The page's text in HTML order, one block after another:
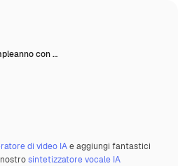
con …
di video IAe aggiungi fantastici
sintetizzatore vocale IA